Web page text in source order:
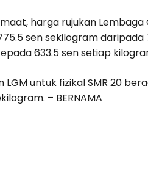
harga rujukan Lembaga
sen sekilogram
633.5 sen setiap
untuk fizikal SMR 20
– BERNAMA